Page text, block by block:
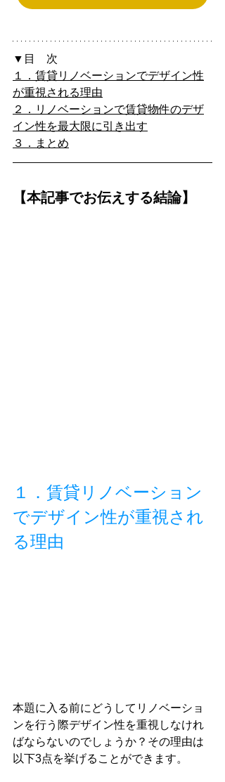
▼目　次
１．賃貸リノベーションでデザイン性
が重視される理由
２．リノベーションで賃貸物件のデザ
イン性を最大限に引き出す
３．まとめ
【本記事でお伝えする結論】
１．賃貸リノベーション
でデザイン性が重視され
る理由
本題に入る前にどうしてリノベーショ
ンを行う際デザイン性を重視しなけれ
ばならないのでしょうか？その理由は
以下3点を挙げることができます。